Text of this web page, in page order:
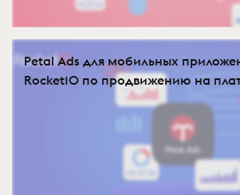
Petal Ads для мобильных
Rocket10 по продвижению на